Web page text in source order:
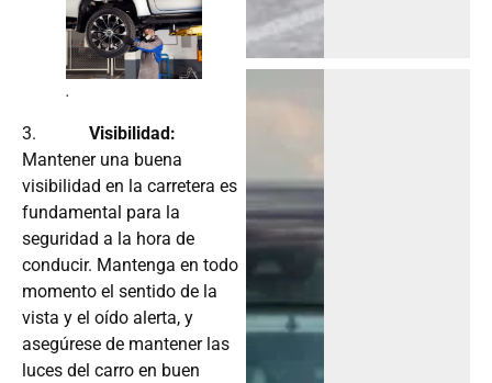
.
3. Visibilidad:
Mantener una buena
visibilidad en la carretera es
fundamental para la
seguridad a la hora de
conducir. Mantenga en todo
momento el sentido de la
vista y el oído alerta, y
asegúrese de mantener las
luces del carro en buen